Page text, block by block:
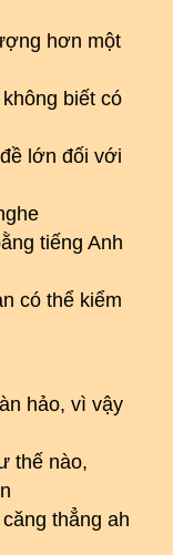
hơn một
biết có
lớn đối với
tiếng Anh
có thể kiểm
hảo, vì vậy
thế nào,
thẳng ah